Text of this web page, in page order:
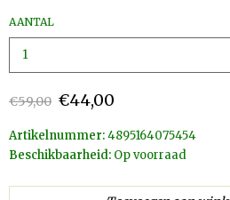
AANTAL
€59,00 €44,00
Artikelnummer:4895164075454
Beschikbaarheid: Op voorraad